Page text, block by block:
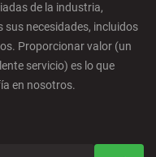
de la industria,
necesidades, incluidos
Proporcionar valor (un
servicio) es lo que
en nosotros.